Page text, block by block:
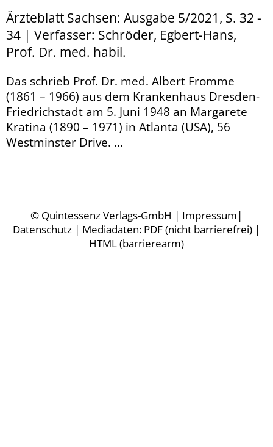
Ärzteblatt Sachsen: Ausgabe 5/2021, S. 32 -
34 | Verfasser: Schröder, Egbert-Hans,
Prof. Dr. med. habil.
Das schrieb Prof. Dr. med. Albert Fromme
(1861 – 1966) aus dem Krankenhaus Dresden-
Friedrichstadt am 5. Juni 1948 an Margarete
Kratina (1890 – 1971) in Atlanta (USA), 56
Westminster Drive. ...
© Quintessenz Verlags-GmbH | Impressum |
Datenschutz | Mediadaten: PDF (nicht barrierefrei) |
HTML (barrierearm)